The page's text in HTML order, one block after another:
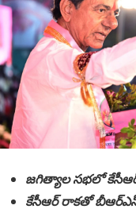
జగిత్యాల సభలో కేసీఆర్
కేసీఆర్ రాకతో బీఆర్ఎస్